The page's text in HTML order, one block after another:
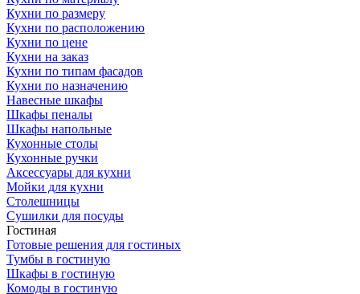
Кухни по размеру
Кухни по расположению
Кухни по цене
Кухни на заказ
Кухни по типам фасадов
Кухни по назначению
Навесные шкафы
Шкафы пеналы
Шкафы напольные
Кухонные столы
Кухонные ручки
Аксессуары для кухни
Мойки для кухни
Столешницы
Сушилки для посуды
Гостиная
Готовые решения для гостиных
Тумбы в гостиную
Шкафы в гостиную
Комоды в гостиную